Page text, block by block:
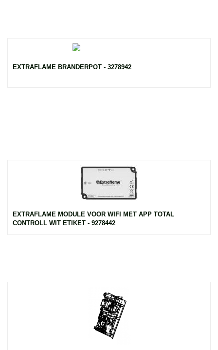
EXTRAFLAME BRANDERPOT - 3278942
EXTRAFLAME MODULE VOOR WIFI MET APP TOTAL
CONTROLL WIT ETIKET - 9278442